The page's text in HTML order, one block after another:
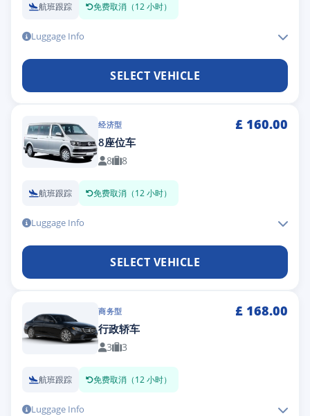
航班跟踪 免费取消（12 小时）
Luggage Info
SELECT VEHICLE
经济型 £ 160.00
8座位车
8 8
航班跟踪 免费取消（12 小时）
Luggage Info
SELECT VEHICLE
商务型 £ 168.00
行政轿车
3 3
航班跟踪 免费取消（12 小时）
Luggage Info